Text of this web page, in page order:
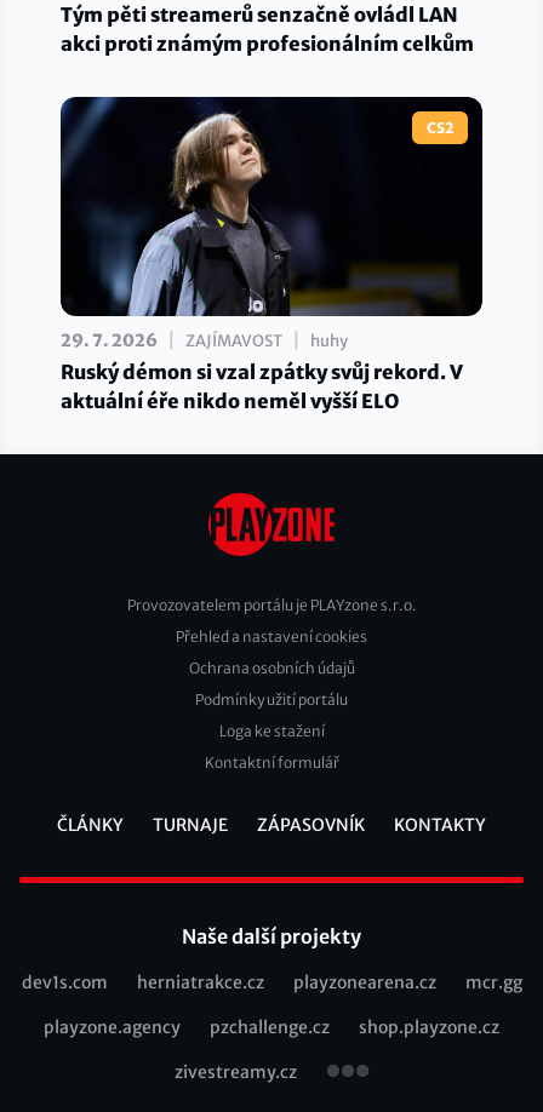
Tým pěti streamerů senzačně ovládl LAN
akci proti známým profesionálním celkům
CS2
29. 7. 2026 ZAJÍMAVOST huhy
Ruský démon si vzal zpátky svůj rekord. V
aktuální éře nikdo neměl vyšší ELO
Footer
Provozovatelem portálu je PLAYzone s.r.o.
Přehled a nastavení cookies
Ochrana osobních údajů
Podmínky užití portálu
Loga ke stažení
Kontaktní formulář
ČLÁNKY TURNAJE ZÁPASOVNÍK KONTAKTY
Naše další projekty
Recommended
dev1s.com herniatrakce.cz playzonearena.cz mcr.gg
playzone.agency pzchallenge.cz shop.playzone.cz
zivestreamy.cz